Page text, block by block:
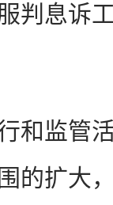
判息诉
监管活
的扩大